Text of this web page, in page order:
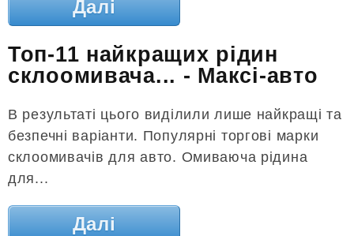
Далі
Топ-11 найкращих рідин
склоомивача... - Максі-авто
В результаті цього виділили лише найкращі та
безпечні варіанти. Популярні торгові марки
склоомивачів для авто. Омиваюча рідина
для...
Далі